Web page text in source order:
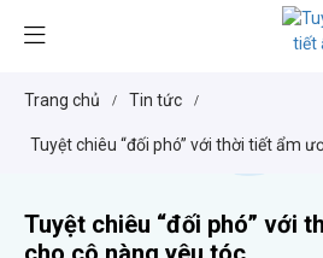
Trang chủ / Tin tức /
Tuyệt chiêu “đối phó” với thời tiết ẩm
Tuyệt chiêu “đối phó” với